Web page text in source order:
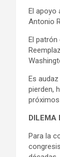
El apoyo
Antonio
El patrón
Es
pierden,
DILEMA
Para la